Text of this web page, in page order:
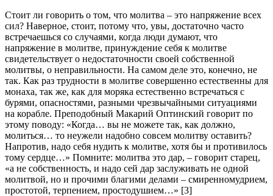
Стоит ли говорить о том, что молитва – это напряжение всех
сил? Наверное, стоит, потому что, увы, достаточно часто
встречаешься со случаями, когда люди думают, что
напряжение в молитве, принуждение себя к молитве
свидетельствует о недостаточности своей собственной
молитвы, о неправильности. На самом деле это, конечно, не
так. Как раз трудности в молитве совершенно естественны для
монаха, так же, как для моряка естественно встречаться с
бурями, опасностями, разными чрезвычайными ситуациями
на корабле. Преподобный Макарий Оптинский говорит по
этому поводу: «Когда… вы не можете так, как должно,
молиться… то неужели надобно совсем молитву оставить?
Напротив, надо себя нудить к молитве, хотя бы и противилось
тому сердце…» Помните: молитва это дар, – говорит старец,
«а не собственность, и надо сей дар заслуживать не одной
молитвой, но и прочими благими делами – смиренномудрием,
простотой, терпением, простодушием…» [3]